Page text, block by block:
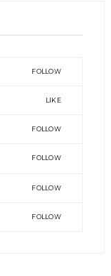
FOLLOW
LIKE
FOLLOW
FOLLOW
FOLLOW
FOLLOW